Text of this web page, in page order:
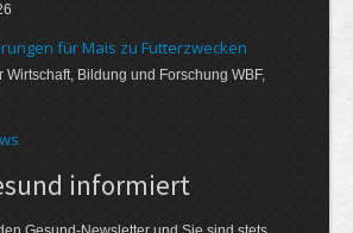
für Mais zu Futterzwecken
Wirtschaft, Bildung und Forschung WBF,
informiert